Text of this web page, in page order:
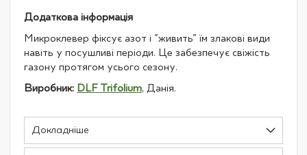
Додаткова інформація
Микроклевер фіксує азот і "живить" їм злакові види
навіть у посушливі періоди. Це забезпечує свіжість
газону протягом усього сезону.
Виробник: DLF Trifolium, Данія.
Докладніше